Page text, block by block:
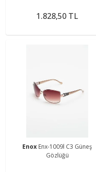
1.828,50 TL
Enox Enx-1009l C3 Güneş
Gözlüğü